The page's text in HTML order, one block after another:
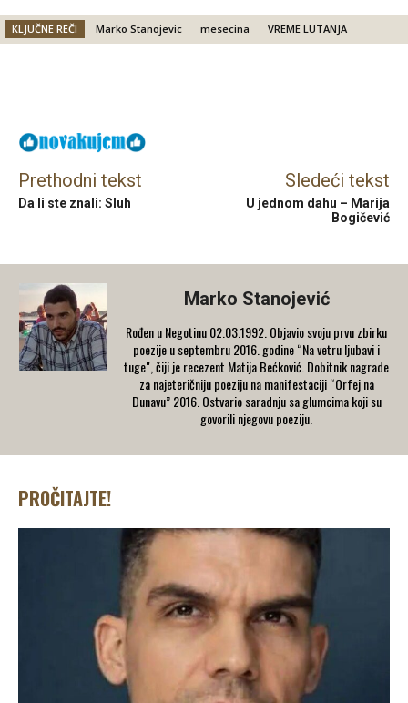
KLJUČNE REČI Marko Stanojevic mesecina VREME LUTANJA
Prethodni tekst
Da li ste znali: Sluh
Sledeći tekst
U jednom dahu – Marija
Bogičević
Marko Stanojević
Rođen u Negotinu 02.03.1992. Objavio svoju prvu zbirku
poezije u septembru 2016. godine “Na vetru ljubavi i
tuge", čiji je recezent Matija Bećković. Dobitnik nagrade
za najeteričniju poeziju na manifestaciji “Orfej na
Dunavu” 2016. Ostvario saradnju sa glumcima koji su
govorili njegovu poeziju.
PROČITAJTE!